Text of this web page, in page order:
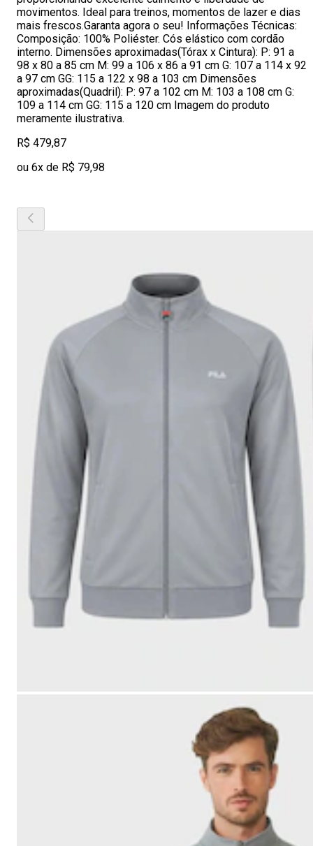
movimentos. Ideal para treinos, momentos de lazer e dias
mais frescos.Garanta agora o seu! Informações Técnicas:
Composição: 100% Poliéster. Cós elástico com cordão
interno. Dimensões aproximadas(Tórax x Cintura): P: 91 a
98 x 80 a 85 cm M: 99 a 106 x 86 a 91 cm G: 107 a 114 x 92
a 97 cm GG: 115 a 122 x 98 a 103 cm Dimensões
aproximadas(Quadril): P: 97 a 102 cm M: 103 a 108 cm G:
109 a 114 cm GG: 115 a 120 cm Imagem do produto
meramente ilustrativa.
R$ 479,87
ou 6x de R$ 79,98